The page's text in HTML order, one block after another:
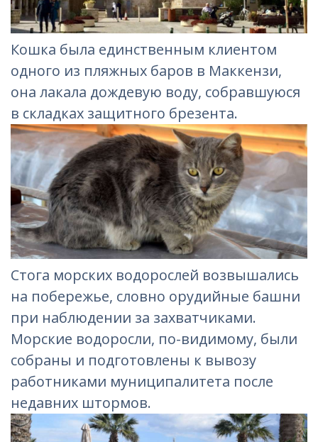
Кошка была единственным клиентом
одного из пляжных баров в Маккензи,
она лакала дождевую воду, собравшуюся
в складках защитного брезента.
Стога морских водорослей возвышались
на побережье, словно орудийные башни
при наблюдении за захватчиками.
Морские водоросли, по-видимому, были
собраны и подготовлены к вывозу
работниками муниципалитета после
недавних штормов.